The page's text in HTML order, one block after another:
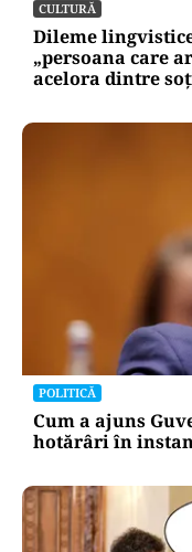
CULTURĂ
Dileme
„persoana care
acelora dintre
POLITICĂ
Cum a ajuns
hotărâri în